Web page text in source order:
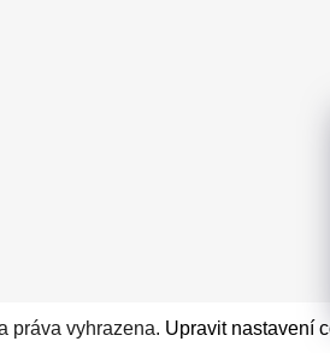
práva vyhrazena. Upravit nastavení